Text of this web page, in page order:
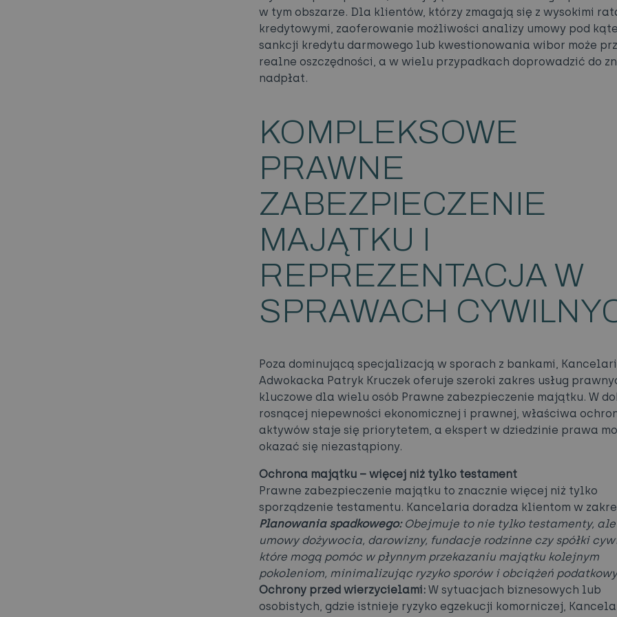
w tym obszarze. Dla klientów, którzy zmagają się z wysokimi
kredytowymi, zaoferowanie możliwości analizy umowy pod
sankcji kredytu darmowego lub kwestionowania wibor może
realne oszczędności, a w wielu przypadkach doprowadzić do
nadpłat.
KOMPLEKSOWE
PRAWNE
ZABEZPIECZENIE
MAJĄTKU I
REPREZENTACJA W
SPRAWACH
Poza dominującą specjalizacją w sporach z bankami,
Adwokacka Patryk Kruczek oferuje szeroki zakres usług
kluczowe dla wielu osób Prawne zabezpieczenie majątku. W
rosnącej niepewności ekonomicznej i prawnej, właściwa
aktywów staje się priorytetem, a ekspert w dziedzinie prawa
okazać się niezastąpiony.
Ochrona majątku – więcej niż tylko testament
Prawne zabezpieczenie majątku to znacznie więcej niż tylko
sporządzenie testamentu. Kancelaria doradza klientom w
Planowania spadkowego:Obejmuje to nie tylko testamenty, ale
umowy dożywocia, darowizny, fundacje rodzinne czy spółki
które mogą pomóc w płynnym przekazaniu majątku kolejnym
pokoleniom, minimalizując ryzyko sporów i obciążeń
Ochrony przed wierzycielami: W sytuacjach biznesowych lub
osobistych, gdzie istnieje ryzyko egzekucji komorniczej,